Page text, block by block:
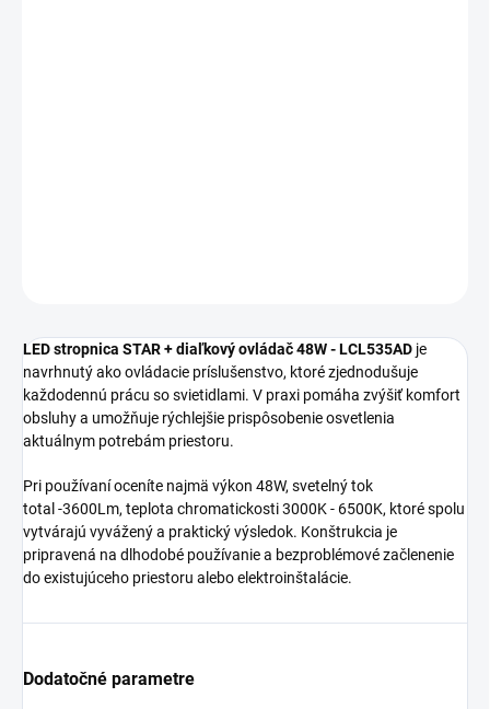
LED stropnica STAR + diaľkový ovládač 48W - LCL535AD je
navrhnutý ako ovládacie príslušenstvo, ktoré zjednodušuje
každodennú prácu so svietidlami. V praxi pomáha zvýšiť komfort
obsluhy a umožňuje rýchlejšie prispôsobenie osvetlenia
aktuálnym potrebám priestoru.
Pri používaní oceníte najmä výkon 48W, svetelný tok
total -3600Lm, teplota chromatickosti 3000K - 6500K, ktoré spolu
vytvárajú vyvážený a praktický výsledok. Konštrukcia je
pripravená na dlhodobé používanie a bezproblémové začlenenie
do existujúceho priestoru alebo elektroinštalácie.
Dodatočné parametre